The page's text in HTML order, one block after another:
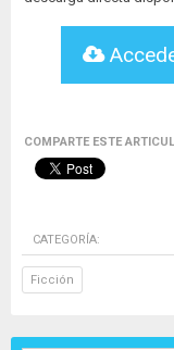
COMPARTE ESTE
CATEGORÍA:
Ficción